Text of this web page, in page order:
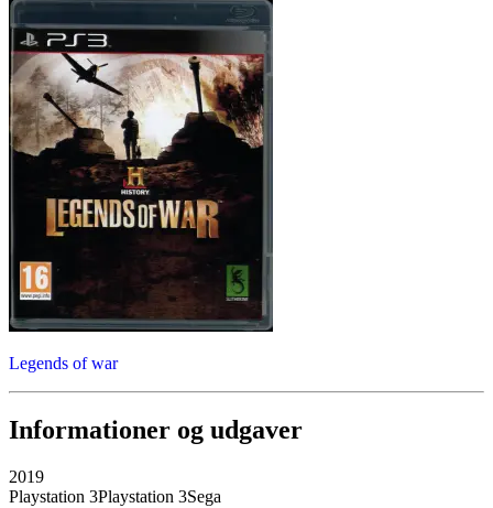
Legends of war
Informationer og udgaver
2019
Playstation 3Playstation 3Sega